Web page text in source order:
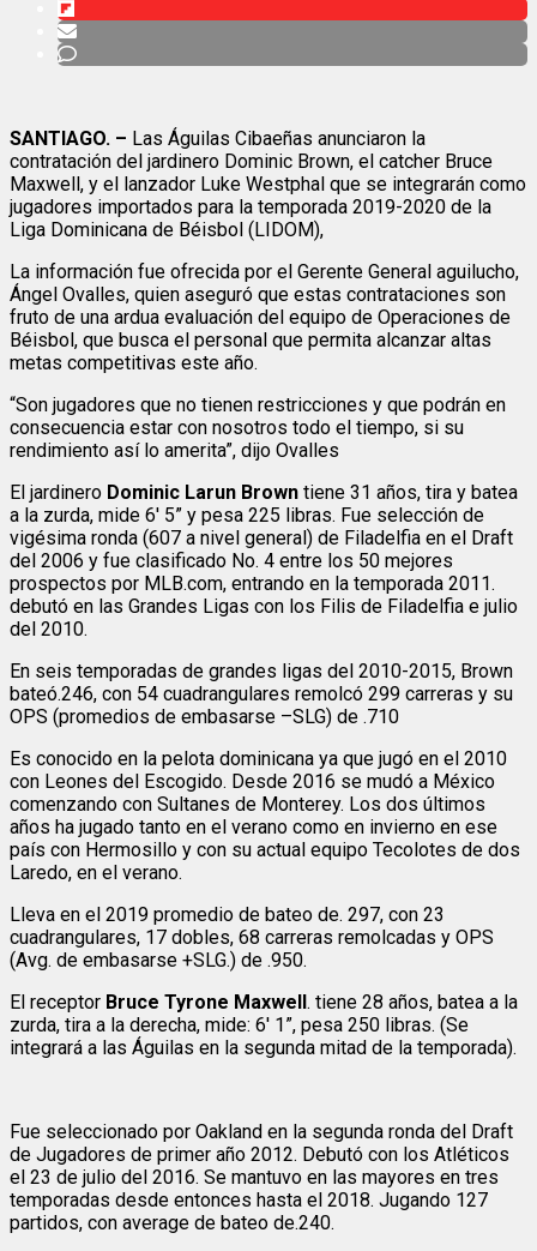
SANTIAGO. – Las Águilas Cibaeñas anunciaron la
contratación del jardinero Dominic Brown, el catcher Bruce
Maxwell, y el lanzador Luke Westphal que se integrarán como
jugadores importados para la temporada 2019-2020 de la
Liga Dominicana de Béisbol (LIDOM),
La información fue ofrecida por el Gerente General aguilucho,
Ángel Ovalles, quien aseguró que estas contrataciones son
fruto de una ardua evaluación del equipo de Operaciones de
Béisbol, que busca el personal que permita alcanzar altas
metas competitivas este año.
“Son jugadores que no tienen restricciones y que podrán en
consecuencia estar con nosotros todo el tiempo, si su
rendimiento así lo amerita”, dijo Ovalles
El jardinero Dominic Larun Brown tiene 31 años, tira y batea
a la zurda, mide 6′ 5” y pesa 225 libras. Fue selección de
vigésima ronda (607 a nivel general) de Filadelfia en el Draft
del 2006 y fue clasificado No. 4 entre los 50 mejores
prospectos por MLB.com, entrando en la temporada 2011.
debutó en las Grandes Ligas con los Filis de Filadelfia e julio
del 2010.
En seis temporadas de grandes ligas del 2010-2015, Brown
bateó.246, con 54 cuadrangulares remolcó 299 carreras y su
OPS (promedios de embasarse –SLG) de .710
Es conocido en la pelota dominicana ya que jugó en el 2010
con Leones del Escogido. Desde 2016 se mudó a México
comenzando con Sultanes de Monterey. Los dos últimos
años ha jugado tanto en el verano como en invierno en ese
país con Hermosillo y con su actual equipo Tecolotes de dos
Laredo, en el verano.
Lleva en el 2019 promedio de bateo de. 297, con 23
cuadrangulares, 17 dobles, 68 carreras remolcadas y OPS
(Avg. de embasarse +SLG.) de .950.
El receptor Bruce Tyrone Maxwell. tiene 28 años, batea a la
zurda, tira a la derecha, mide: 6′ 1”, pesa 250 libras. (Se
integrará a las Águilas en la segunda mitad de la temporada).
Fue seleccionado por Oakland en la segunda ronda del Draft
de Jugadores de primer año 2012. Debutó con los Atléticos
el 23 de julio del 2016. Se mantuvo en las mayores en tres
temporadas desde entonces hasta el 2018. Jugando 127
partidos, con average de bateo de.240.